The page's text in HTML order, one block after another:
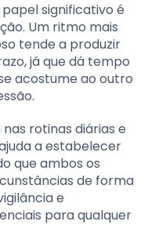
significativo é
Um ritmo mais
tende a produzir
já que dá tempo
acostume ao outro
rotinas diárias e
a estabelecer
que ambos os
de forma
e
para qualquer